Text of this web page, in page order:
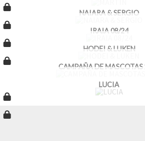
NAIARA & SERGIO
IRAIA 08/24
HODEI & LUKEN
CAMPAÑA DE MASCOTAS
LUCIA